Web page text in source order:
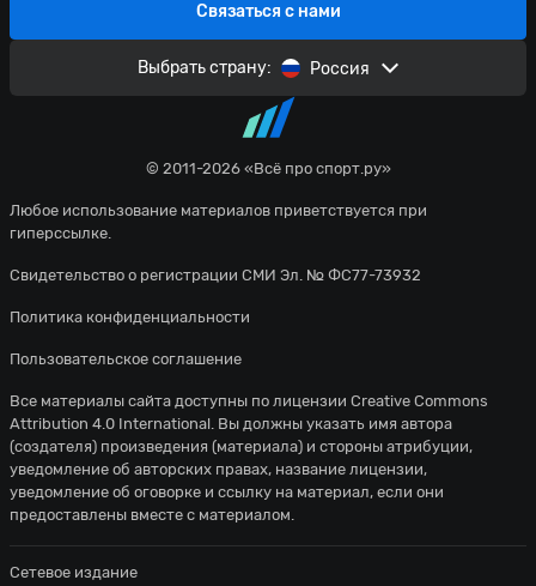
© 2011-2026 «Всё про спорт.ру»
Любое использование материалов приветствуется при
гиперссылке.
Свидетельство о регистрации СМИ Эл. № ФС77-73932
Политика конфиденциальности
Пользовательское соглашение
Связаться с нами
Выбрать страну: Россия
Все материалы сайта доступны по лицензии Creative Commons
Attribution 4.0 International. Вы должны указать имя автора
(создателя) произведения (материала) и стороны атрибуции,
уведомление об авторских правах, название лицензии,
уведомление об оговорке и ссылку на материал, если они
предоставлены вместе с материалом.
Сетевое издание